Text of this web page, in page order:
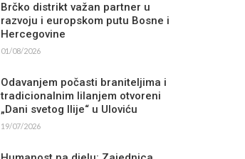
Brčko distrikt važan partner u
razvoju i europskom putu Bosne i
Hercegovine
01/08/2026
Odavanjem počasti braniteljima i
tradicionalnim lilanjem otvoreni
„Dani svetog Ilije“ u Uloviću
19/07/2026